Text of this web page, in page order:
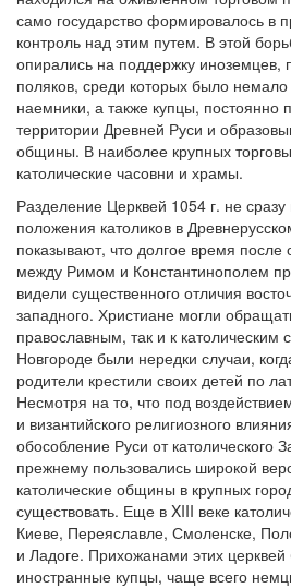
Отправить сообщение
Вход
само государство формировалось в
контроль над этим путем. В этой
опирались на поддержку иноземцев,
поляков, среди которых было
наемники, а также купцы, постоянно
территории Древней Руси и
общины. В наиболее крупных
католические часовни и храмы.
Разделение Церквей 1054 г. не
положения католиков в
показывают, что долгое время
между Римом и Константинополем
видели существенного отличия
западного. Христиане могли
православным, так и к
Новгороде были нередки случаи,
родители крестили своих детей по
Несмотря на то, что под
и византийского религиозного
обособление Руси от католического
прежнему пользовались широкой
католические общины в крупных
существовать. Еще в XIII веке
Киеве, Переяславле, Смоленске,
и Ладоге. Прихожанами этих
иностранные купцы, чаще всего